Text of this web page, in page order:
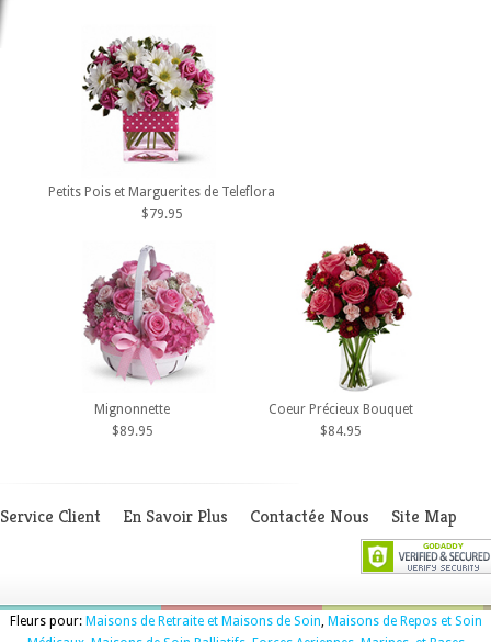
Petits Pois et Marguerites de Teleflora
$79.95
Mignonnette
$89.95
Coeur Précieux Bouquet
$84.95
Service Client En Savoir Plus Contactée Nous Site Map
Fleurs pour: Maisons de Retraite et Maisons de Soin Maisons de Repos et Soin